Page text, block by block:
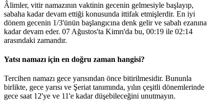
Âlimler, vitir namazının vaktinin gecenin gelmesiyle başlayıp,
sabaha kadar devam ettiği konusunda ittifak etmişlerdir. En iyi
dönem gecenin 1/3'ünün başlangıcına denk gelir ve sabah ezanına
kadar devam eder. 07 Ağustos'ta Kimrı'da bu, 00:19 ile 02:14
arasındaki zamandır.
Yatsı namazı için en doğru zaman hangisi?
Tercihen namazı gece yarısından önce bitirilmesidir. Bununla
birlikte, gece yarısı ve Şeriat tanımında, yılın çeşitli dönemlerinde
gece saat 12'ye ve 11'e kadar düşebileceğini unutmayın.